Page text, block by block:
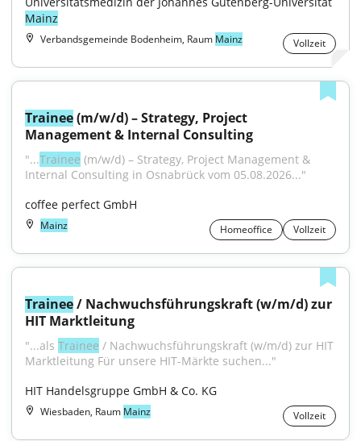
Mainz
Verbandsgemeinde Bodenheim, Raum Mainz Vollzeit
Trainee (m/w/d) – Strategy, Project
Management & Internal Consulting
"...Trainee (m/w/d) – Strategy, Project Management &
Internal Consulting in Osnabrück vom 05.08.2026..."
coffee perfect GmbH
Mainz Homeoffice Vollzeit
Trainee / Nachwuchsführungskraft (w/m/d) zur
HIT Marktleitung
"...als Trainee / Nachwuchsführungskraft (w/m/d) zur HIT
Marktleitung Für unsere HIT-Märkte suchen..."
HIT Handelsgruppe GmbH & Co. KG
Wiesbaden, Raum Mainz Vollzeit